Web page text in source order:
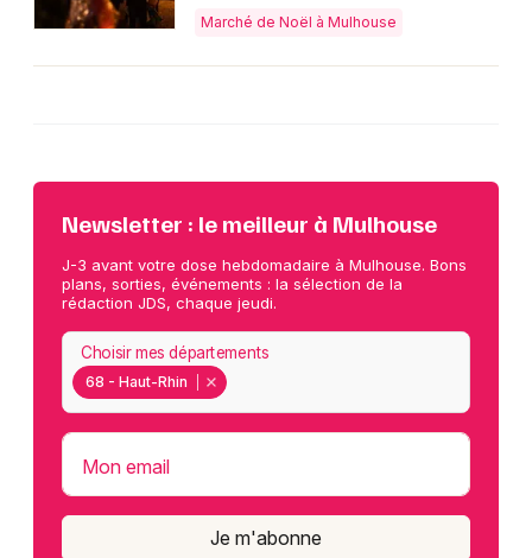
Marché de Noël à Mulhouse
Newsletter : le meilleur à Mulhouse
J-3 avant votre dose hebdomadaire à Mulhouse. Bons
plans, sorties, événements : la sélection de la
rédaction JDS, chaque jeudi.
68 - Haut-Rhin
Choisir mes départements
Mon email
Je m'abonne